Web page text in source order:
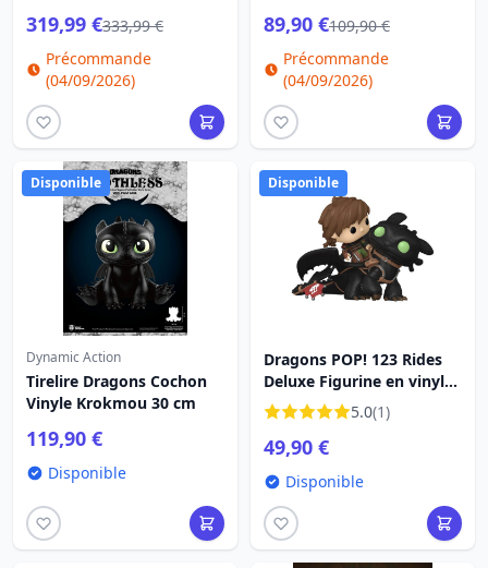
319,99 €333,99 €
Précommande
(04/09/2026)
89,90 €109,90 €
Précommande
(04/09/2026)
Disponible
Dynamic Action
Tirelire Dragons Cochon
Vinyle Krokmou 30 cm
119,90 €
Disponible
Disponible
Dragons POP! 123 Rides
Deluxe Figurine en vinyle
Hiccup avec Krokmou 9
cm
5.0(1)
49,90 €
Disponible